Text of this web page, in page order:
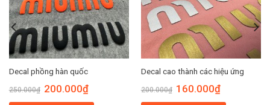
Decal phồng hàn quốc
250.000₫ 200.000₫
Decal cao thành các hiệu ứng
200.000₫ 160.000₫